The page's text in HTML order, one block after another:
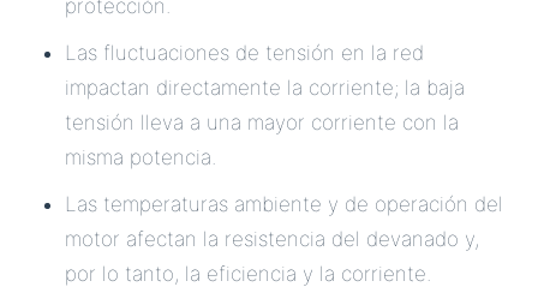
protección.
Las fluctuaciones de tensión en la red
impactan directamente la corriente; la baja
tensión lleva a una mayor corriente con la
misma potencia.
Las temperaturas ambiente y de operación del
motor afectan la resistencia del devanado y,
por lo tanto, la eficiencia y la corriente.